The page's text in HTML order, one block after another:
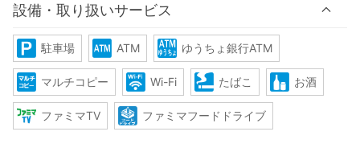
設備・取り扱いサービス
駐車場 ATM ゆうちょ銀行ATM
マルチコピー Wi-Fi たばこ お酒
ファミマTV ファミマフードドライブ